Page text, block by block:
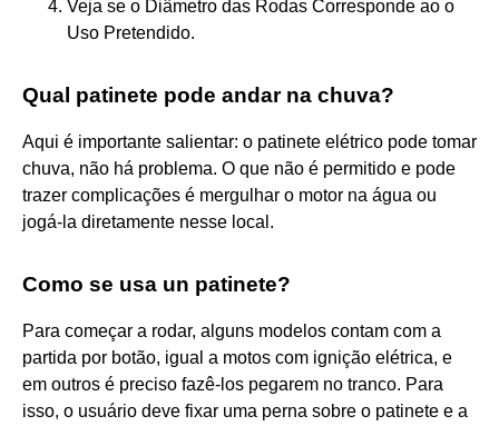
Veja se o Diâmetro das Rodas Corresponde ao o
Uso Pretendido.
Qual patinete pode andar na chuva?
Aqui é importante salientar: o patinete elétrico pode tomar
chuva, não há problema. O que não é permitido e pode
trazer complicações é mergulhar o motor na água ou
jogá-la diretamente nesse local.
Como se usa un patinete?
Para começar a rodar, alguns modelos contam com a
partida por botão, igual a motos com ignição elétrica, e
em outros é preciso fazê-los pegarem no tranco. Para
isso, o usuário deve fixar uma perna sobre o patinete e a